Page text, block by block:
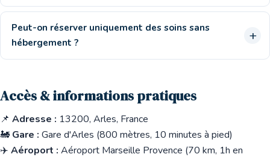
Peut-on réserver uniquement des soins sans
hébergement ?
Accès & informations pratiques
📌 Adresse : 13200, Arles, France
🚂 Gare : Gare d'Arles (800 mètres, 10 minutes à pied)
✈️ Aéroport : Aéroport Marseille Provence (70 km, 1h en